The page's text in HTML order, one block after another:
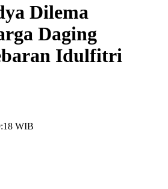
Dilema
Daging
Idulfitri
WIB